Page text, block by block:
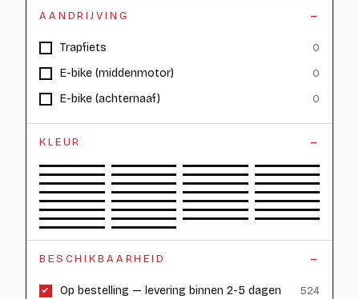
AANDRIJVING
Trapfiets 0
E-bike (middenmotor) 0
E-bike (achternaaf) 0
KLEUR
BESCHIKBAARHEID
Op bestelling — levering binnen 2-5 dagen 524